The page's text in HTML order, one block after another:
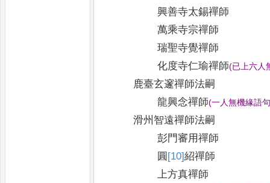
興善寺太錫禪師
萬乘寺宗禪師
瑞聖寺覺禪師
化度寺仁瑜禪師(已上六人
鹿臺玄邃禪師法嗣
龍興念禪師(一人無機緣語
滑州智遠禪師法嗣
彭門審用禪師
圓 [10]紹禪師
上方真禪師